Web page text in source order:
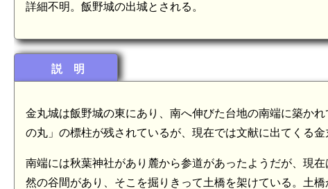
詳細不明。飯野城の出城とされる。
説 明
金丸城は飯野城の東にあり、南へ伸びた台地の南端に築か
の丸」の標柱が残されているが、現在では文献に出てくる金
南端には秋葉神社があり麓から参道があったようだが、現
然の谷間があり、そこを掘りきって土橋を架けている。土